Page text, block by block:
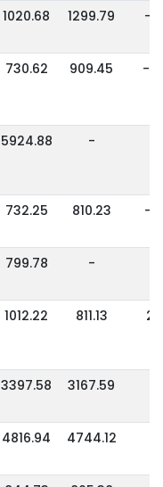
1020.68 1299.79 -
730.62 909.45 -
5924.88 -
732.25 810.23 -
799.78 -
1012.22 811.13
3397.58 3167.59
4816.94 4744.12